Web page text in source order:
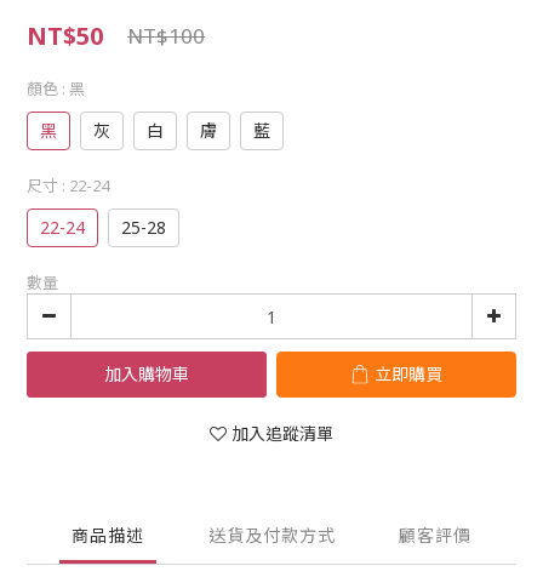
NT$50 NT$100
顏色 : 黑
黑 灰 白 膚 藍
尺寸 : 22-24
22-24 25-28
數量
加入購物車 立即購買
加入追蹤清單
商品描述 送貨及付款方式 顧客評價